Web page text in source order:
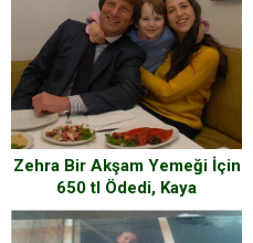
Zehra Bir Akşam Yemeği İçin
650 tl Ödedi, Kaya
Çilingiroğlu “Kızım Aşırı halk
çocuğudur” dedi